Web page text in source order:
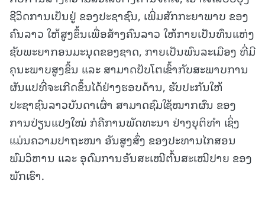
ຊີວິດການເປັນຢູ່ ຂອງປະຊາຊົນ, ເພີ່ມສັກກະຍາພາບ ຂອງ
ຄົນລາວ ໃຫ້ສູງຂຶ້ນເພື່ອສ້າງຄົນລາວ ໃຫ້ກາຍເປັນທຶນແຫ່ງ
ຊັບພະຍາກອນມະນຸດຂອງຊາດ, ກາຍເປັນພົນລະເມືອງ ທີ່ມີ
ຄຸນະພາບສູງຂຶ້ນ ແລະ ສາມາດປັບໂຕເຂົ້າກັບສະພາບການ
ຜັນແປທີ່ຈະເກີດຂຶ້ນໄດ້ຢ່າງຮອບດ້ານ, ຮັບປະກັນໃຫ້
ປະຊາຊົນລາວບັນດາເຜົ່າ ສາມາດຊົມໃຊ້ໝາກຜົນ ຂອງ
ການປ່ຽນແປງໃໝ່ ກໍຄືການພັດທະນາ ຢ່າງຍຸຕິທຳ ເຊິ່ງ
ແມ່ນຄວາມປາຖະໜາ ອັນສູງສົ່ງ ຂອງປະທານໄກສອນ
ພົມວິຫານ ແລະ ອຸດົມການອັນສະເໝີຕົ້ນສະເໝີປາຍ ຂອງ
ພັກເຮົາ.